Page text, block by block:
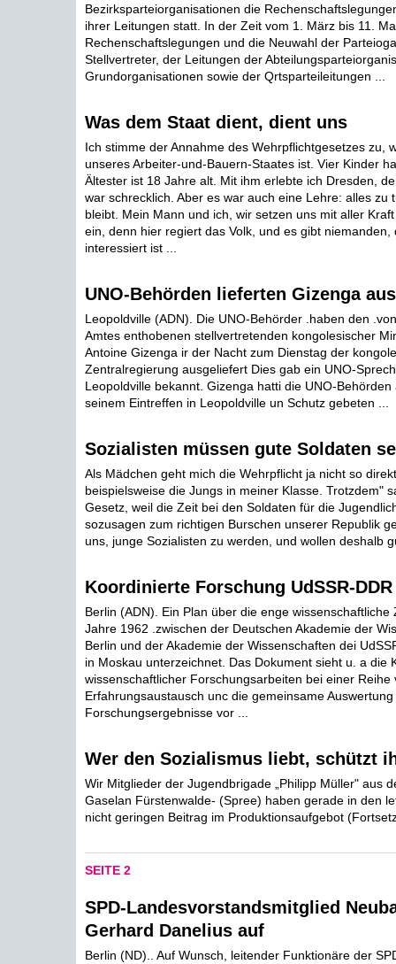
Bezirksparteiorganisationen die
ihrer Leitungen statt. In der Zeit vom 1. März bis 11.
Rechenschaftslegungen und die Neuwahl der
Stellvertreter, der Leitungen der
Grundorganisationen sowie der Qrtsparteileitungen ...
Was dem Staat dient, dient uns
Ich stimme der Annahme des Wehrpflichtgesetzes zu,
unseres Arbeiter-und-Bauern-Staates ist. Vier Kinder
Ältester ist 18 Jahre alt. Mit ihm erlebte ich Dresden,
war schrecklich. Aber es war auch eine Lehre: alles zu
bleibt. Mein Mann und ich, wir setzen uns mit aller
ein, denn hier regiert das Volk, und es gibt niemanden,
interessiert ist ...
UNO-Behörden lieferten Gizenga aus
Leopoldville (ADN). Die UNO-Behörder .haben den
Amtes enthobenen stellvertretenden kongolesischer
Antoine Gizenga ir der Nacht zum Dienstag der
Zentralregierung ausgeliefert Dies gab ein UNO-
Leopoldville bekannt. Gizenga hatti die UNO-
seinem Eintreffen in Leopoldville un Schutz gebeten ...
Sozialisten müssen gute Soldaten
Als Mädchen geht mich die Wehrpflicht ja nicht so
beispielsweise die Jungs in meiner Klasse. Trotzdem"
Gesetz, weil die Zeit bei den Soldaten für die
sozusagen zum richtigen Burschen unserer Republik
uns, junge Sozialisten zu werden, und wollen deshalb
Koordinierte Forschung UdSSR-DDR
Berlin (ADN). Ein Plan über die enge wissenschaftliche
Jahre 1962 .zwischen der Deutschen Akademie der
Berlin und der Akademie der Wissenschaften dei
in Moskau unterzeichnet. Das Dokument sieht u. a die
wissenschaftlicher Forschungsarbeiten bei einer Reihe
Erfahrungsaustausch unc die gemeinsame Auswertung
Forschungsergebnisse vor ...
Wer den Sozialismus liebt, schützt
Wir Mitglieder der Jugendbrigade „Philipp Müller" aus
Gaselan Fürstenwalde- (Spree) haben gerade in den
nicht geringen Beitrag im Produktionsaufgebot
SEITE 2
SPD-Landesvorstandsmitglied
Gerhard Danelius auf
Berlin (ND).. Auf Wunsch, leitender Funktionäre der